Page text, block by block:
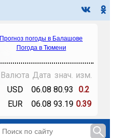
Прогноз погоды в Балашове
Погода в Тюмени
Валюта Дата знач. изм.
USD 06.08 80.93
0.2
EUR 06.08 93.19 0.39